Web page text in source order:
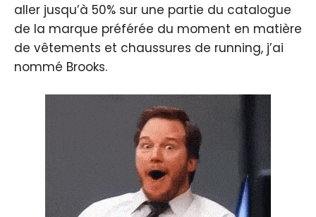
aller jusqu’à 50% sur une partie du catalogue
de la marque préférée du moment en matière
de vêtements et chaussures de running, j’ai
nommé Brooks.